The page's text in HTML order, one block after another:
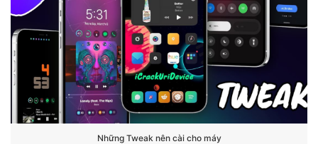
Những Tweak nên cài cho máy